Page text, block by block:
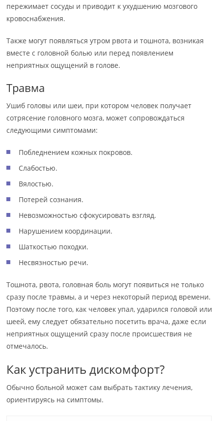
пережимает сосуды и приводит к ухудшению мозгового
кровоснабжения.
Также могут появляться утром рвота и тошнота, возникая
вместе с головной болью или перед появлением
неприятных ощущений в голове.
Травма
Ушиб головы или шеи, при котором человек получает
сотрясение головного мозга, может сопровождаться
следующими симптомами:
Побледнением кожных покровов.
Слабостью.
Вялостью.
Потерей сознания.
Невозможностью сфокусировать взгляд.
Нарушением координации.
Шаткостью походки.
Несвязностью речи.
Тошнота, рвота, головная боль могут появиться не только
сразу после травмы, а и через некоторый период времени.
Поэтому после того, как человек упал, ударился головой или
шеей, ему следует обязательно посетить врача, даже если
неприятных ощущений сразу после происшествия не
отмечалось.
Как устранить дискомфорт?
Обычно больной может сам выбрать тактику лечения,
ориентируясь на симптомы.